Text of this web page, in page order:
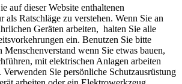
auf dieser Website enthaltenen
als Ratschläge zu verstehen. Wenn Sie an
Geräten arbeiten, halten Sie alle
ein. Benutzen Sie bitte
Menschenverstand wenn Sie etwas bauen,
mit elektrischen Anlagen arbeiten
Verwenden Sie persönliche Schutzausrüstung